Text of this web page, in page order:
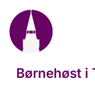
Børnehøst i